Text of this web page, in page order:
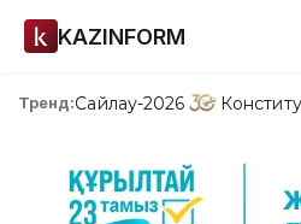
KAZINFORM
Тренд:Сайлау-2026